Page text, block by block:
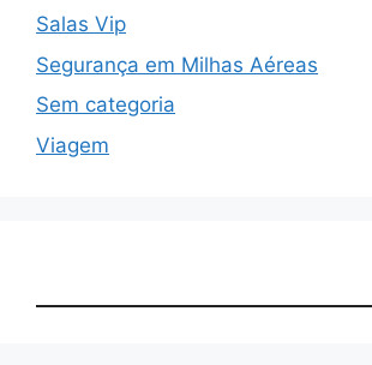
Salas Vip
Segurança em Milhas Aéreas
Sem categoria
Viagem